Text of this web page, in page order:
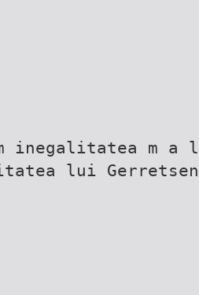
inegalitatea m a
lui Gerretsen